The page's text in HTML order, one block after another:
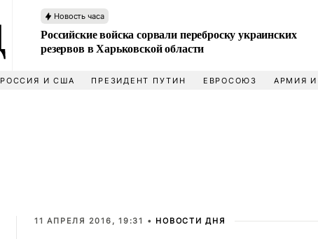
Новость часа
Российские войска сорвали переброску украинских
резервов в Харьковской области
РОССИЯ И США ПРЕЗИДЕНТ ПУТИН ЕВРОСОЮЗ АРМИЯ
11 АПРЕЛЯ 2016, 19:31 • НОВОСТИ ДНЯ